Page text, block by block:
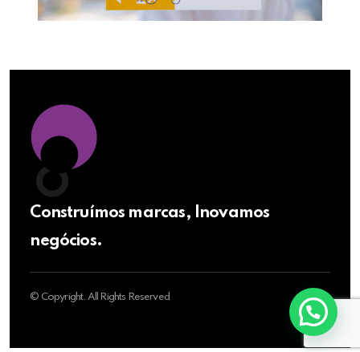
Construímos marcas, Inovamos
negócios.
© Copyright. All Rights Reserved